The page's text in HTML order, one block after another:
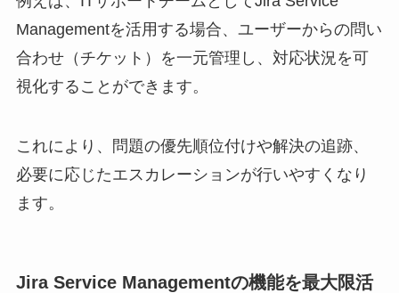
Managementを活用する場合、ユーザーからの問い
合わせ（チケット）を一元管理し、対応状況を可
視化することができます。
これにより、問題の優先順位付けや解決の追跡、
必要に応じたエスカレーションが行いやすくなり
ます。
Jira Service Managementの機能を最大限活